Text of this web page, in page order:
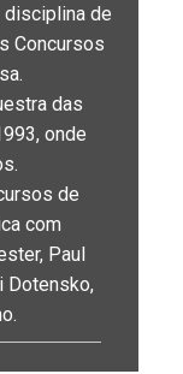
disciplina de
Concursos
das
onde
de
com
Paul
Dotensko,